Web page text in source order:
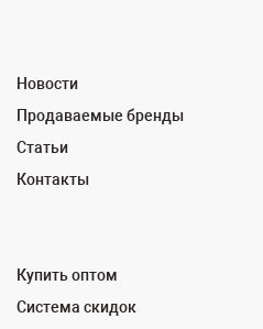
Новости
Продаваемые бренды
Статьи
Контакты
Купить оптом
Система скидок